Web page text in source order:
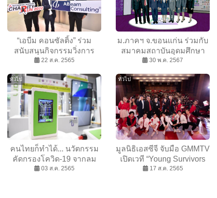
“เอบีม คอนซัลติ้ง” ร่วม
สนับสนุนกิจกรรมวิ่งการ
กุศล “MITSUBISHI
2022” สมทบทุนจัดซื้อ
อุปกรณ์การแพทย์ให้กับ โรง
พยาบาลสมเด็จพระบรม
ราชเทวี ศรีราชา
22 ส.ค. 2565
ม.ภาคฯ จ.ขอนแก่น ร่วมกับ
สมาคมสถาบันอุดมศึกษา
เอกชน แห่งประเทศไทยฯ
เวทีนำเสนอผลงานแบบ
ออนไลน์ NEUNIC 2024
30 พ.ค. 2567
ทั่วไป
คนไทยก็ทำได้... นวัตกรรม
คัดกรองโควิด-19 จากลม
หายใจ ตรวจได้แบบไม่ต้อง
03 ส.ค. 2565
ทั่วไป
มูลนิธิเอสซีจี จับมือ GMMTV
เปิดเวที “Young Survivors
LEVEL UP” ขนศิลปินดารา
17 ส.ค. 2565